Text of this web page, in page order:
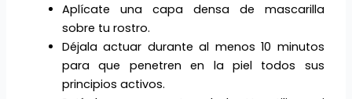
Aplícate una capa densa de mascarilla
sobre tu rostro.
Déjala actuar durante al menos 10 minutos
para que penetren en la piel todos sus
principios activos.